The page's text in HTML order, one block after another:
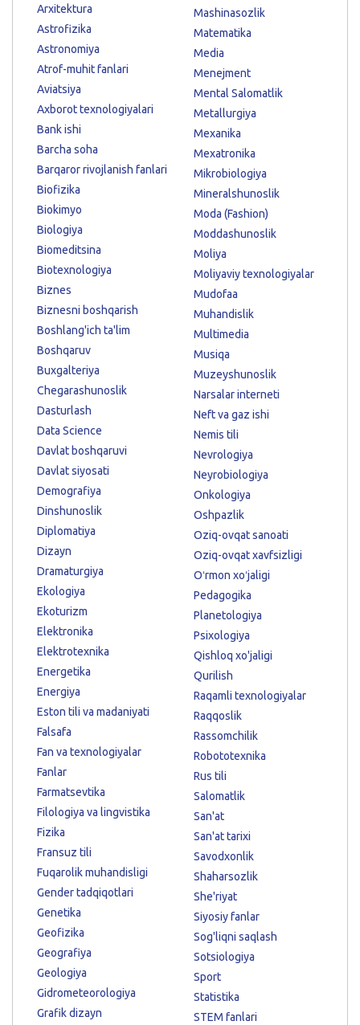
Arxitektura
Astrofizika
Astronomiya
Atrof-muhit fanlari
Aviatsiya
Axborot texnologiyalari
Bank ishi
Barcha soha
Barqaror rivojlanish fanlari
Biofizika
Biokimyo
Biologiya
Biomeditsina
Biotexnologiya
Biznes
Biznesni boshqarish
Boshlang'ich ta'lim
Boshqaruv
Buxgalteriya
Chegarashunoslik
Dasturlash
Data Science
Davlat boshqaruvi
Davlat siyosati
Demografiya
Dinshunoslik
Diplomatiya
Dizayn
Dramaturgiya
Ekologiya
Ekoturizm
Elektronika
Elektrotexnika
Energetika
Energiya
Eston tili va madaniyati
Falsafa
Fan va texnologiyalar
Fanlar
Farmatsevtika
Filologiya va lingvistika
Fizika
Fransuz tili
Fuqarolik muhandisligi
Gender tadqiqotlari
Genetika
Geofizika
Geografiya
Geologiya
Gidrometeorologiya
Grafik dizayn
Mashinasozlik
Matematika
Media
Menejment
Mental Salomatlik
Metallurgiya
Mexanika
Mexatronika
Mikrobiologiya
Mineralshunoslik
Moda (Fashion)
Moddashunoslik
Moliya
Moliyaviy texnologiyalar
Mudofaa
Muhandislik
Multimedia
Musiqa
Muzeyshunoslik
Narsalar interneti
Neft va gaz ishi
Nemis tili
Nevrologiya
Neyrobiologiya
Onkologiya
Oshpazlik
Oziq-ovqat sanoati
Oziq-ovqat xavfsizligi
Oʻrmon xoʻjaligi
Pedagogika
Planetologiya
Psixologiya
Qishloq xo'jaligi
Qurilish
Raqamli texnologiyalar
Raqqoslik
Rassomchilik
Robototexnika
Rus tili
Salomatlik
San'at
San'at tarixi
Savodxonlik
Shaharsozlik
She'riyat
Siyosiy fanlar
Sog'liqni saqlash
Sotsiologiya
Sport
Statistika
STEM fanlari